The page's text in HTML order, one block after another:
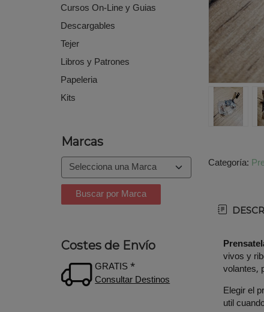
Cursos On-Line y Guias
Descargables
Tejer
Libros y Patrones
Papeleria
Kits
Marcas
Costes de Envío
GRATIS *
Consultar Destinos
Categoría:
vivos y
volantes,
Elegir el
util